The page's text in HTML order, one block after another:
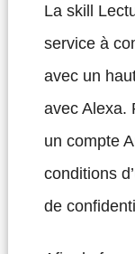
La skill
service à
avec un
avec Alexa.
un compte
conditions
de